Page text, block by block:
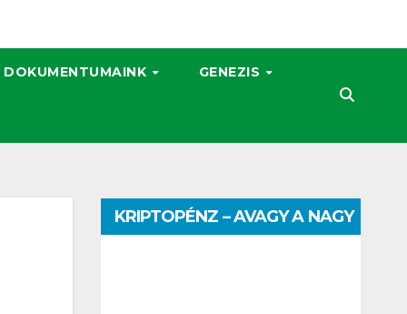
DOKUMENTUMAINK GENEZIS
KRIPTOPÉNZ – AVAGY A NAGY